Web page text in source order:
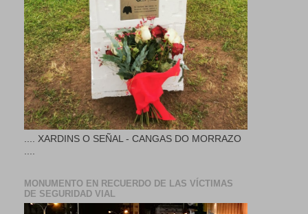
.... XARDINS O SEÑAL - CANGAS DO MORRAZO
MONUMENTO EN RECUERDO DE LAS VÍCTIMAS
DE SEGURIDAD VIAL